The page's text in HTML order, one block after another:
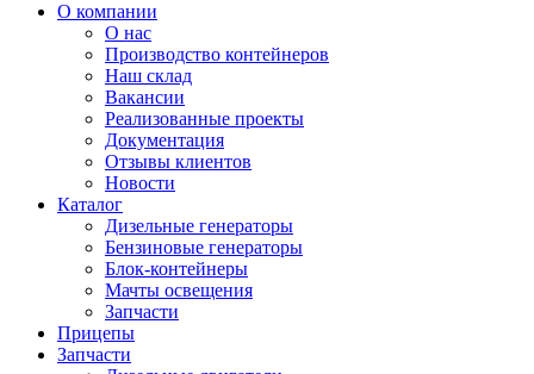
О компании
О нас
Производство контейнеров
Наш склад
Вакансии
Реализованные проекты
Документация
Отзывы клиентов
Новости
Каталог
Дизельные генераторы
Бензиновые генераторы
Блок-контейнеры
Мачты освещения
Запчасти
Прицепы
Запчасти